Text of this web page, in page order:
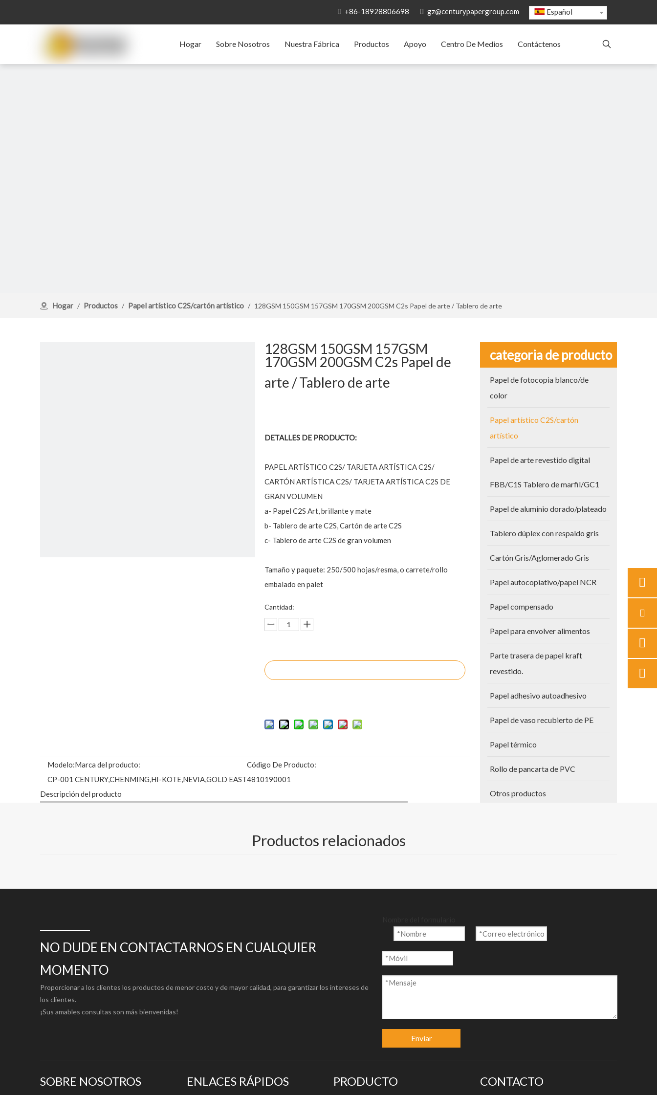
 +86-18928806698  gz@centurypapergroup.com Español
Hogar Sobre Nosotros Nuestra Fábrica Productos Apoyo Centro De Medios Contáctenos
Hogar / Productos / Papel artístico C2S/cartón artístico / 128GSM 150GSM 157GSM 170GSM 200GSM C2s Papel de arte / Tablero de arte
128GSM 150GSM 157GSM
170GSM 200GSM C2s Papel de
arte / Tablero de arte
DETALLES DE PRODUCTO:
PAPEL ARTÍSTICO C2S/ TARJETA ARTÍSTICA C2S/
CARTÓN ARTÍSTICA C2S/ TARJETA ARTÍSTICA C2S DE
GRAN VOLUMEN
a- Papel C2S Art, brillante y mate
b- Tablero de arte C2S, Cartón de arte C2S
c- Tablero de arte C2S de gran volumen
Tamaño y paquete: 250/500 hojas/resma, o carrete/rollo
embalado en palet
Cantidad:
Modelo:
CP-001
Marca del producto:
CENTURY,CHENMING,HI-KOTE,NEVIA,GOLD EAST
Código De Producto:
4810190001
Descripción del producto
categoria de producto
Papel de fotocopia blanco/de
color
Papel artístico C2S/cartón
artístico
Papel de arte revestido digital
FBB/C1S Tablero de marfil/GC1
Papel de aluminio dorado/plateado
Tablero dúplex con respaldo gris
Cartón Gris/Aglomerado Gris
Papel autocopiativo/papel NCR
Papel compensado
Papel para envolver alimentos
Parte trasera de papel kraft
revestido.
Papel adhesivo autoadhesivo
Papel de vaso recubierto de PE
Papel térmico
Rollo de pancarta de PVC
Otros productos
Productos relacionados
NO DUDE EN CONTACTARNOS EN CUALQUIER
MOMENTO
Proporcionar a los clientes los productos de menor costo y de mayor calidad, para garantizar los intereses de
los clientes.
¡Sus amables consultas son más bienvenidas!
Enviar
SOBRE NOSOTROS ENLACES RÁPIDOS PRODUCTO CONTACTO